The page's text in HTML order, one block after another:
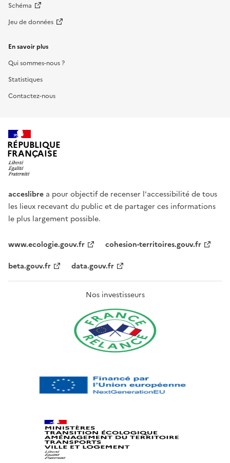
Schéma
Jeu de données
En savoir plus
Qui sommes-nous ?
Statistiques
Contactez-nous
RÉPUBLIQUE
FRANÇAISE
acceslibre a pour objectif de recenser l'accessibilité de tous
les lieux recevant du public et de partager ces informations
le plus largement possible.
www.ecologie.gouv.fr
cohesion-territoires.gouv.fr
beta.gouv.fr
data.gouv.fr
Nos investisseurs